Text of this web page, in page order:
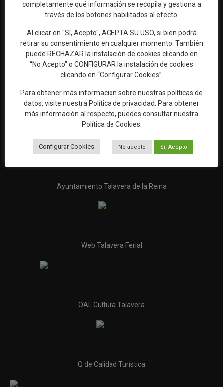
Web oficial de Turismo del Excmo. Ayuntamiento de Talavera de
OFICINA DE TURISMO
Ronda del Cañillo, s/n
45600 Talavera de la Reina (Toledo)
Teléfono: 925 82 63 22
Ayuntamiento Talavera de la Reina
Web Talavera Ferial
OAL Cultura Talavera
Q de Calidad Turística
completamente qué información se recopila y gestiona a
través de los botones habilitados al efecto.
Al clicar en "Sí, Acepto", ACEPTA SU USO, si bien podrá
retirar su consentimiento en cualquier momento. También
puede RECHAZAR la instalación de cookies clicando en
“No Acepto" o CONFIGURAR la instalación de cookies
clicando en “Configurar Cookies”.
Para obtener más información sobre nuestras políticas de
datos, visite nuestra Política de privacidad
. Para obtener
más información al respecto, puedes consultar nuestra
Política de Cookies
Configurar Cookies No acepto Sí, Acepto